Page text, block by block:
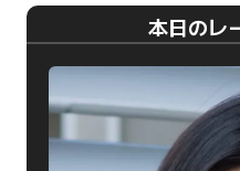
本日のレ